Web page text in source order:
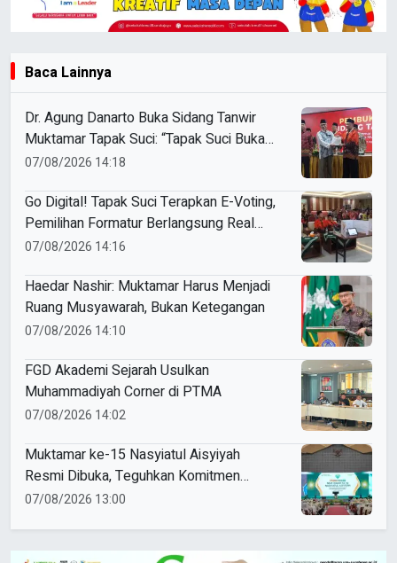
Baca Lainnya
Dr. Agung Danarto Buka Sidang Tanwir
Muktamar Tapak Suci: “Tapak Suci Bukan
Organisasi Ko Ping Ho dan Dracin”
07/08/2026 14:18
Go Digital! Tapak Suci Terapkan E-Voting,
Pemilihan Formatur Berlangsung Real
Time
07/08/2026 14:16
Haedar Nashir: Muktamar Harus Menjadi
Ruang Musyawarah, Bukan Ketegangan
07/08/2026 14:10
FGD Akademi Sejarah Usulkan
Muhammadiyah Corner di PTMA
07/08/2026 14:02
Muktamar ke-15 Nasyiatul Aisyiyah
Resmi Dibuka, Teguhkan Komitmen
Perempuan Muda Berkemajuan
07/08/2026 13:00